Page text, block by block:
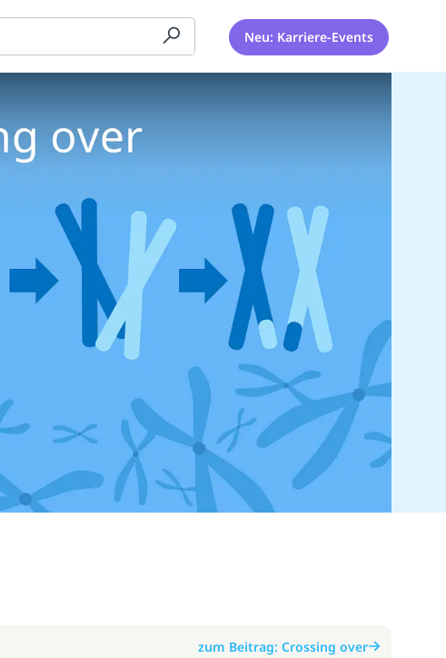
Neu: Karriere-Events
zum Beitrag: Crossing over